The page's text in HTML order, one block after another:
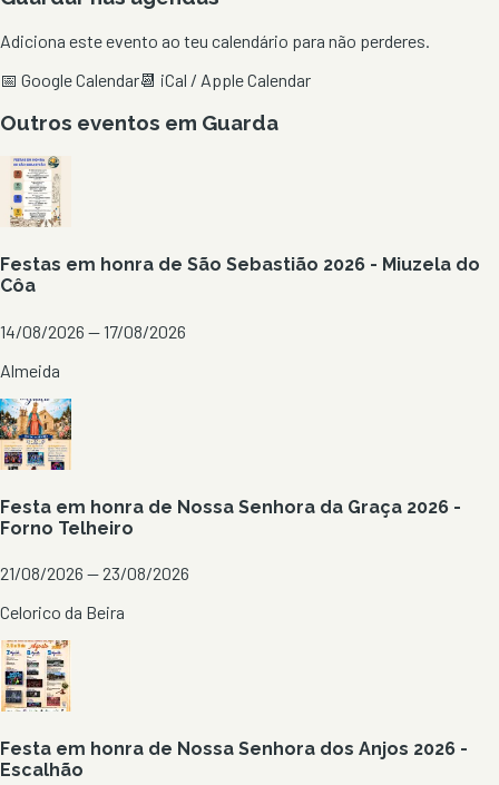
Adiciona este evento ao teu calendário para não perderes.
📅 Google Calendar📆 iCal / Apple Calendar
Outros eventos em Guarda
Festas em honra de São Sebastião 2026 - Miuzela do
Côa
14/08/2026 — 17/08/2026
Almeida
Festa em honra de Nossa Senhora da Graça 2026 -
Forno Telheiro
21/08/2026 — 23/08/2026
Celorico da Beira
Festa em honra de Nossa Senhora dos Anjos 2026 -
Escalhão